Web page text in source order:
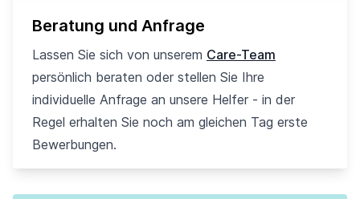
Beratung und Anfrage
Lassen Sie sich von unserem Care-Team
persönlich beraten oder stellen Sie Ihre
individuelle Anfrage an unsere Helfer - in der
Regel erhalten Sie noch am gleichen Tag erste
Bewerbungen.